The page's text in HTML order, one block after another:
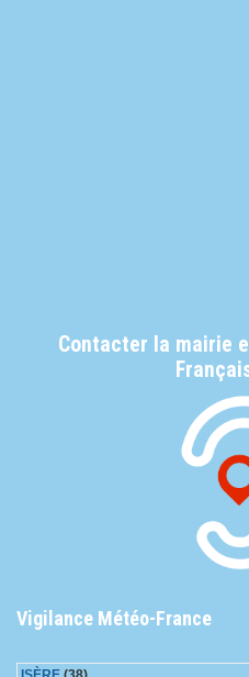
Contacter la mairie
Vigilance Météo-France